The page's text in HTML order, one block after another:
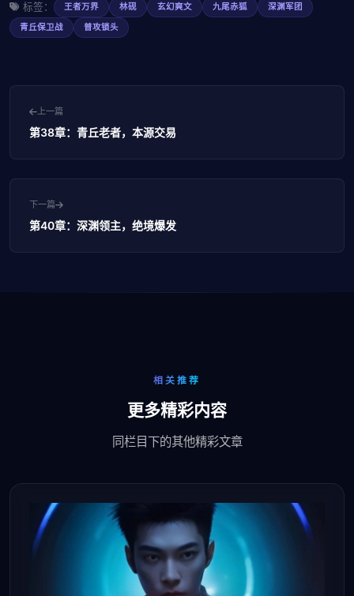
标签： 王者万界 林砚 玄幻爽文 九尾赤狐
深渊军团
青丘保卫战
普攻锁头
上一篇
第38章：青丘老者，本源交易
下一篇
第40章：深渊领主，绝境爆发
相关推荐
更多精彩内容
同栏目下的其他精彩文章